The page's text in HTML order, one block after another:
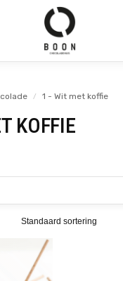
/ 1 - Wit met koffie
KOFFIE